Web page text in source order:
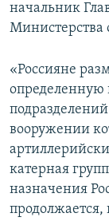
начальник
«Россияне
определенную
вооружении
катерная
назначения
продолжается,